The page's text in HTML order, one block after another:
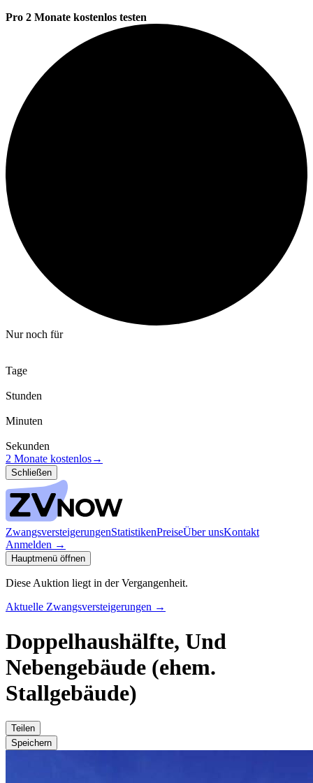
Pro 2 Monate kostenlos testen
Nur noch für
Tage
Stunden
Minuten
Sekunden
2 Monate kostenlos→
Schließen
ZwangsversteigerungenStatistikenPreiseÜber unsKontakt
Anmelden →
Hauptmenü öffnen
Diese Auktion liegt in der Vergangenheit.
Aktuelle Zwangsversteigerungen →
Doppelhaushälfte, Und
Nebengebäude (ehem.
Stallgebäude)
Teilen
Speichern